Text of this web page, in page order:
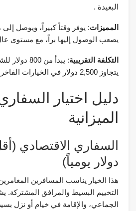
البعيدة .
المميزات: يوفر وقتاً كبيراً، ويوصل إلى
يصعب الوصول إليها براً، مع مستوى
التكلفة التقريبية
: يبدأ من
يتجاوز 2,500 دولار في الخيارات الفاخرة .
دليل اختيار
الميزانية
دولار يومياً)
هذا الخيار يناسب المسافرين
التخييم البسيط والمرافق المشتركة.
الجماعي، والإقامة في خيام أو نزل